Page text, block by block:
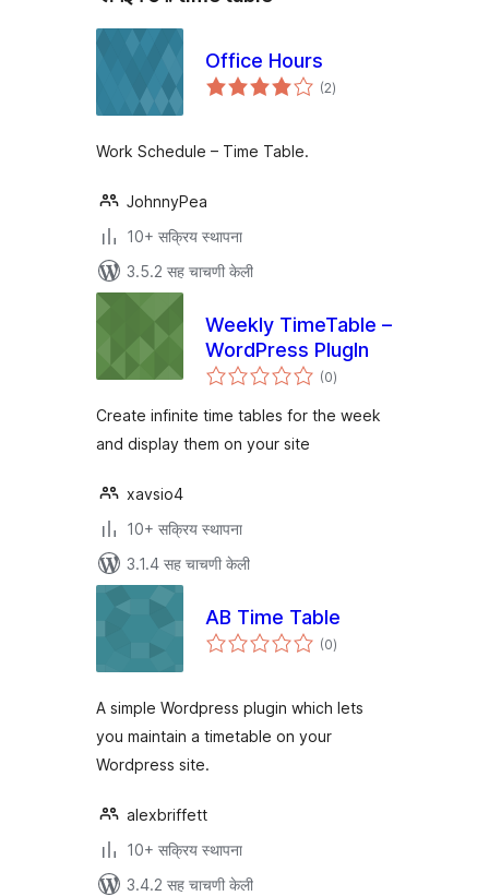
Office Hours
(2एकूण
मूल्यांकन
)
Work Schedule – Time Table.
JohnnyPea
10+ सक्रिय स्थापना
3.5.2 सह चाचणी केली
Weekly TimeTable –
WordPress PlugIn
(0एकूण
मूल्यांकन
)
Create infinite time tables for the week
and display them on your site
xavsio4
10+ सक्रिय स्थापना
3.1.4 सह चाचणी केली
AB Time Table
(0एकूण
मूल्यांकन
)
A simple Wordpress plugin which lets
you maintain a timetable on your
Wordpress site.
alexbriffett
10+ सक्रिय स्थापना
3.4.2 सह चाचणी केली